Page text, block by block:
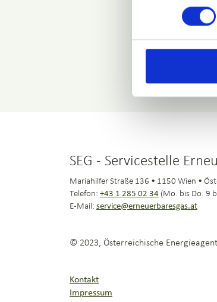
SEG - Servicestelle
Mariahilfer Straße 136 • 1150 Wien •
Telefon: +43 1 285 02 34 (Mo. bis Do. 9
E-Mail: service@erneuerbaresgas.at
© 2023, Österreichische
Kontakt
Impressum